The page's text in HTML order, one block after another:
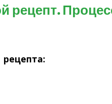
рецепт.